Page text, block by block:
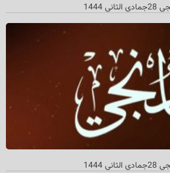
1444
1444